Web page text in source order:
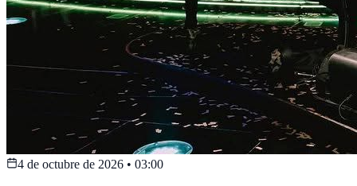
4 de octubre de 2026 • 03:00